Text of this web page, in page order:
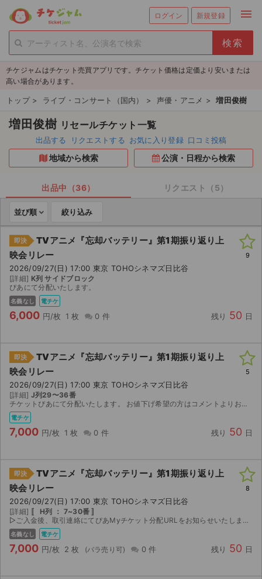
ログイン 新規登録 menu
person_add 新規会員登録
チケットを探す
新着チケット
値下げしたチケット
都道府県からチケットを探す
チケットのリクエスト一覧
取扱チケット
ライブ・コンサート（国内）
ライブ・コンサート（海外）
イベント
演劇・ミュージカル
ご利用ガイド
ご利用ガイド
AIに質問する
よくある質問
お知らせ
チケジャムはチケット売買アプリです。チケット価格は定価より安いまたは
高い場合があります。
トップ > ライブ・コンサート（国内） > 声優・アニメ > 増田俊樹
増田俊樹 リセールチケット一覧
出品する リクエストする お気に入り登録 口コミ投稿
地域から検索 公演・日程から検索
出品中（36） リクエスト（5）
並び順 絞り込み
即決
TVアニメ『忘却バッテリー』第1期振り返り上
映会リレー
2026/09/27(日) 17:00 東京 TOHOシネマズ日比谷
[詳細] K列 サイドブロック
ぴあにて分配いたします。
名義なし 電チケ
6,000 円/枚 1 枚 0 件 残り 50 日
9
即決
TVアニメ『忘却バッテリー』第1期振り返り上
映会リレー
2026/09/27(日) 17:00 東京 TOHOシネマズ日比谷
[詳細] J列29〜36番
チケットぴあにて分配いたします。 お値下げ希望の方はコメントよりお願いいたします。
電チケ
7,000 円/枚 1 枚 0 件 残り 50 日
5
即決
TVアニメ『忘却バッテリー』第1期振り返り上
映会リレー
2026/09/27(日) 17:00 東京 TOHOシネマズ日比谷
[詳細] 〚 H列 ： 7~30番 〛
▷ご入金後、取引連絡にてぴあMyチケット分配URLをお知らせいたします。発券期間内にご都合の良いコンビニで発券をお願いいたします。 コンビニ発券時に記入される名前は、購入者様ご自身のチケットぴあ...
名義なし 電チケ
7,000 円/枚 2 枚 0 件 残り 50 日
8